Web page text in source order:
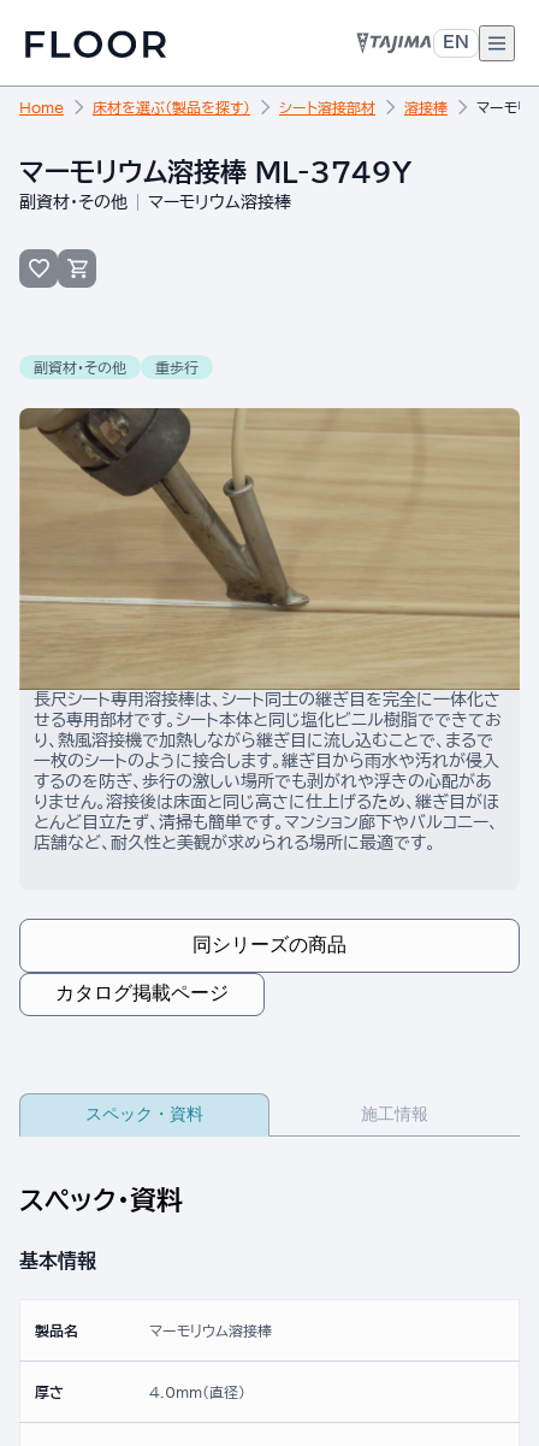
EN
Home 床材を選ぶ（製品を探す） シート溶接部材 溶接棒 マーモ
マーモリウム溶接棒 ML-3749Y
副資材・その他 マーモリウム溶接棒
副資材・その他 重歩行
長尺シート専用溶接棒は、シート同士の継ぎ目を完全に一体化さ
せる専用部材です。シート本体と同じ塩化ビニル樹脂でできてお
り、熱風溶接機で加熱しながら継ぎ目に流し込むことで、まるで
一枚のシートのように接合します。継ぎ目から雨水や汚れが侵入
するのを防ぎ、歩行の激しい場所でも剥がれや浮きの心配があ
りません。溶接後は床面と同じ高さに仕上げるため、継ぎ目がほ
とんど目立たず、清掃も簡単です。マンション廊下やバルコニー、
店舗など、耐久性と美観が求められる場所に最適です。
同シリーズの商品
カタログ掲載ページ
スペック・資料 施工情報
スペック・資料
基本情報
製品名 マーモリウム溶接棒
厚さ 4.0mm(直径)